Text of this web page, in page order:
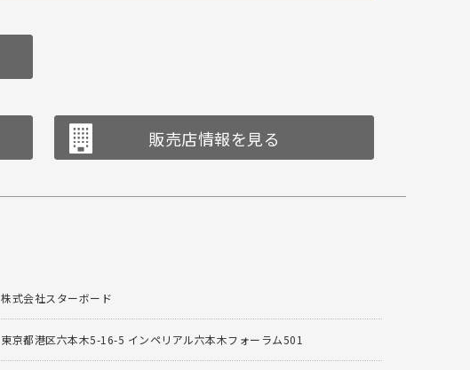
販売店情報を見る
株式会社スターボード
東京都港区六本木5-16-5 インペリアル六本木フォーラム501